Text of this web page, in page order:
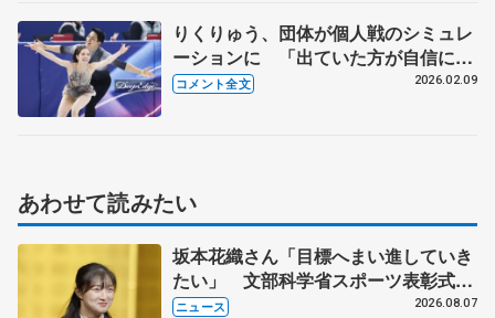
りくりゅう、団体が個人戦のシミュレ
ーションに 「出ていた方が自信にな
る」【ミラノ五輪団体ペア・フリー
コメント全文 2026.02.09
あわせて読みたい
坂本花織さん「目標へまい進していき
たい」 文部科学省スポーツ表彰式で
代表謝辞
ニュース 2026.08.07